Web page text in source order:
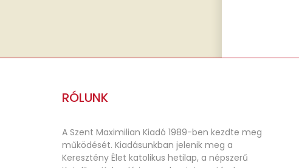
RÓLUNK
A Szent Maximilian Kiadó 1989-ben kezdte meg
működését. Kiadásunkban jelenik meg a
Keresztény Élet katolikus hetilap, a népszerű